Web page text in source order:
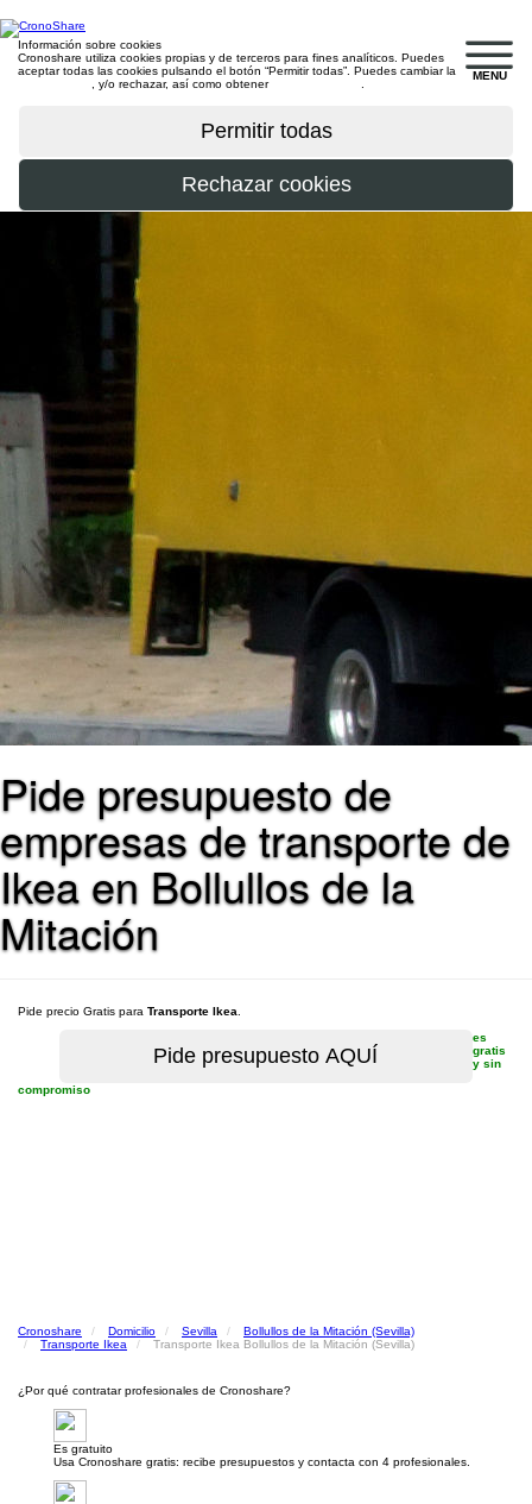
MENU
Información sobre cookies
Cronoshare utiliza cookies propias y de terceros para fines analíticos. Puedes
aceptar todas las cookies pulsando el botón “Permitir todas”. Puedes cambiar la
, y/o rechazar, así como obtener
Pide presupuesto de
empresas de transporte de
Ikea en Bollullos de la
Mitación
Pide precio Gratis para Transporte Ikea
es
gratis
y sin
compromiso
Cronoshare Domicilio Sevilla
Bollullos de la Mitación (Sevilla)
Transporte Ikea
Transporte Ikea Bollullos de la Mitación (Sevilla)
¿Por qué contratar profesionales de Cronoshare?
Es gratuito
Usa Cronoshare gratis: recibe presupuestos y contacta con 4 profesionales.